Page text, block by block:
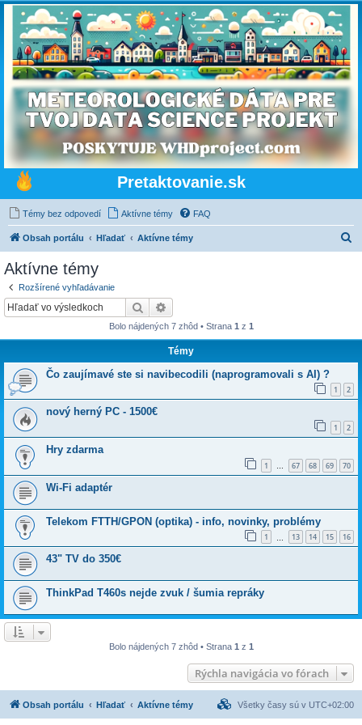
Pretaktovanie.sk
Témy bez odpovedí Aktívne témy FAQ
Obsah portálu Hľadať Aktívne témy
Aktívne témy
Rozšírené vyhľadávanie
Hľadať
Bolo nájdených 7 zhôd • Strana 1 z 1
Témy
Čo zaujímavé ste si navibecodili (naprogramovali s AI) ?
1 2
nový herný PC - 1500€
1 2
Hry zdarma
1 … 67 68 69 70
Wi-Fi adaptér
Telekom FTTH/GPON (optika) - info, novinky, problémy
1 13 14 15 16
43" TV do 350€
ThinkPad T460s nejde zvuk / šumia repráky
Bolo nájdených 7 zhôd • Strana 1 z 1
Rýchla navigácia vo fórach
Obsah portálu Hľadať Aktívne témy Všetky časy sú v UTC+02:00